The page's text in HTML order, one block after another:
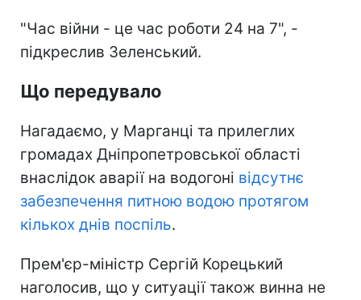
"Час війни - це час роботи 24 на 7", -
підкреслив Зеленський.
Що передувало
Нагадаємо, у Марганці та прилеглих
громадах Дніпропетровської області
внаслідок аварії на водогоні відсутнє
забезпечення питною водою протягом
кількох днів поспіль.
Прем'єр-міністр Сергій Корецький
наголосив, що у ситуації також винна не